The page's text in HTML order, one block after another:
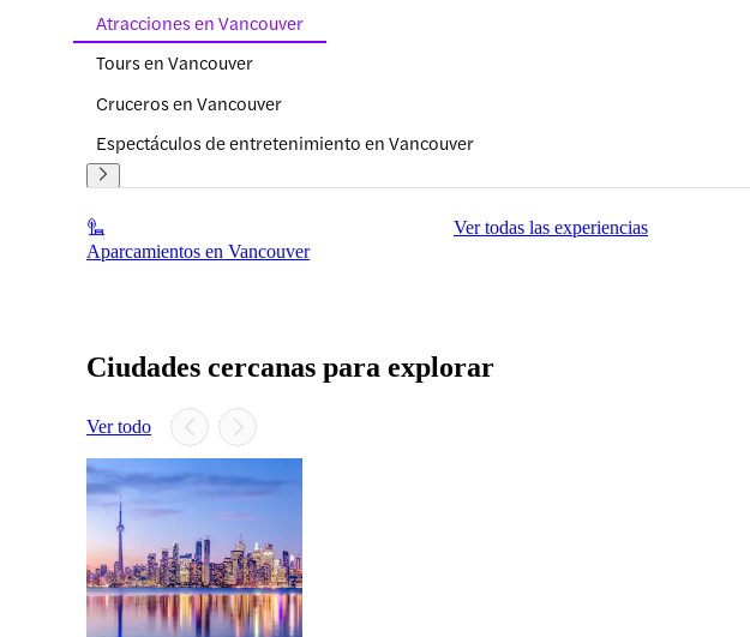
Atracciones en Vancouver
Tours en Vancouver
Cruceros en Vancouver
Espectáculos de entretenimiento en Vancouver
Aparcamientos en Vancouver
Ver todas las experiencias
Ciudades cercanas para explorar
Ver todo